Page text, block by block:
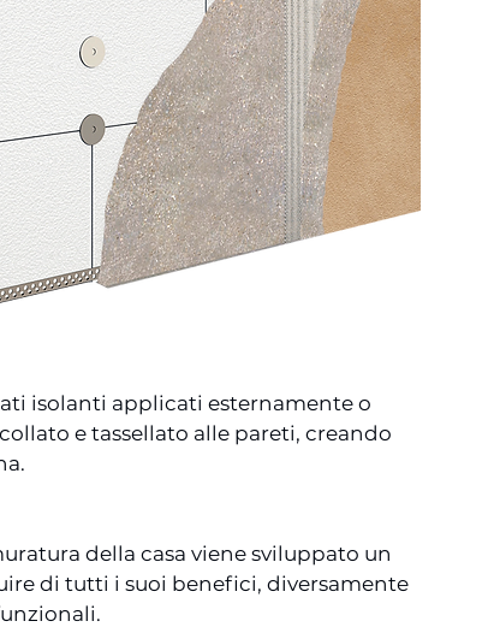
isolanti applicati esternamente o
e tassellato alle pareti, creando
della casa viene sviluppato un
di tutti i suoi benefici, diversamente